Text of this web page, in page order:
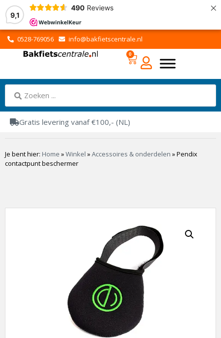
9,1
490 Reviews ×
0528-769056 info@bakfietscentrale.nl
0
Gratis levering vanaf €100,- (NL)
Je bent hier: Home »Winkel »Accessoires & onderdelen »Pendix
contactpunt beschermer